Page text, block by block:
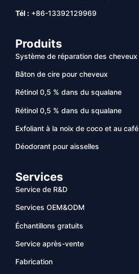
Tél : +86-13392129969
Produits
Système de réparation des cheveux
Bâton de cire pour cheveux
Rétinol 0,5 % dans du squalane
Rétinol 0,5 % dans du squalane
Exfoliant à la noix de coco et au café
Déodorant pour aisselles
Services
Service de R&D
Services OEM&ODM
Échantillons gratuits
Service après-vente
Fabrication